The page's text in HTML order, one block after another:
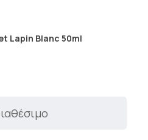
Lapin Blanc 50ml